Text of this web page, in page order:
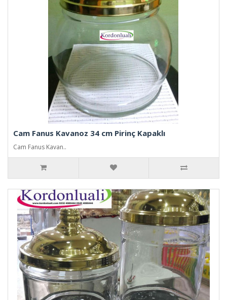
Cam Fanus Kavanoz 34 cm Pirinç Kapaklı
Cam Fanus Kavan..